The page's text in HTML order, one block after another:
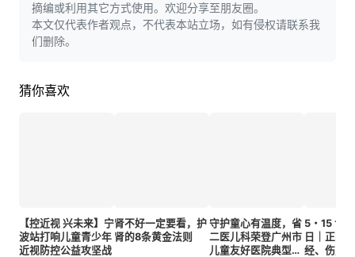
摘编或利用其它方式使用。欢迎分享至朋友圈。
本文仅代表作者观点，不代表本站立场，如有侵权请联系我
们删除。
猜你喜欢
【控近视 兴未来】宁
波站打响儿童青少年
近视防控公益攻坚战
肾不好一定要看，护
肾的8条黄金法则
守护童心有温度，省
二医儿科荣登广州市
儿童友好医院典型案
5・15 世
日｜正畸
经、伤身